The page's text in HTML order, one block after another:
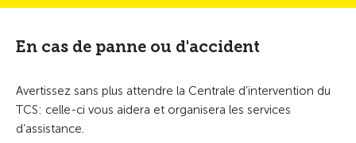
En cas de panne ou d'accident
Avertissez sans plus attendre la Centrale d’intervention du
TCS: celle-ci vous aidera et organisera les services
d’assistance.